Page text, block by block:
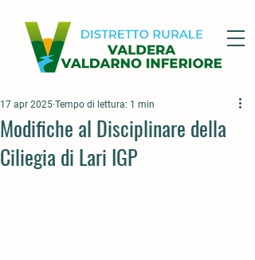
Modifiche al Disciplinare della
Ciliegia di Lari IGP
17 apr 2025 Tempo di lettura: 1 min